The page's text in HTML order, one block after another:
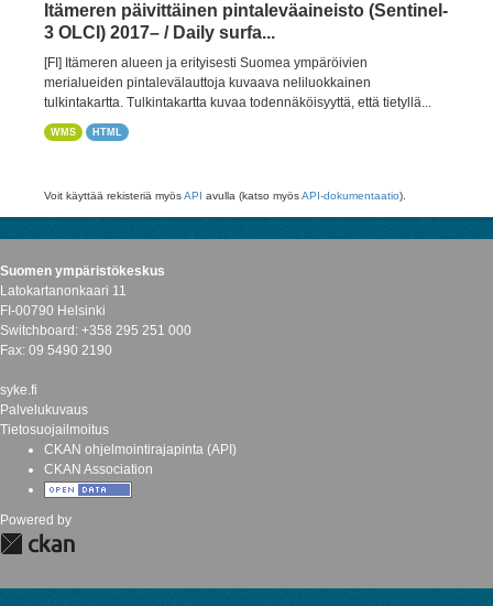
Itämeren päivittäinen pintaleväaineisto (Sentinel-
3 OLCI) 2017– / Daily surfa...
[FI] Itämeren alueen ja erityisesti Suomea ympäröivien
merialueiden pintalevälauttoja kuvaava neliluokkainen
tulkintakartta. Tulkintakartta kuvaa todennäköisyyttä, että tietyllä...
WMS HTML
Voit käyttää rekisteriä myösAPI avulla (katso myösAPI-dokumentaatio).
Suomen ympäristökeskus
Latokartanonkaari 11
FI-00790 Helsinki
Switchboard: +358 295 251 000
Fax: 09 5490 2190
syke.fi
Palvelukuvaus
Tietosuojailmoitus
CKAN ohjelmointirajapinta (API)
CKAN Association
Powered by